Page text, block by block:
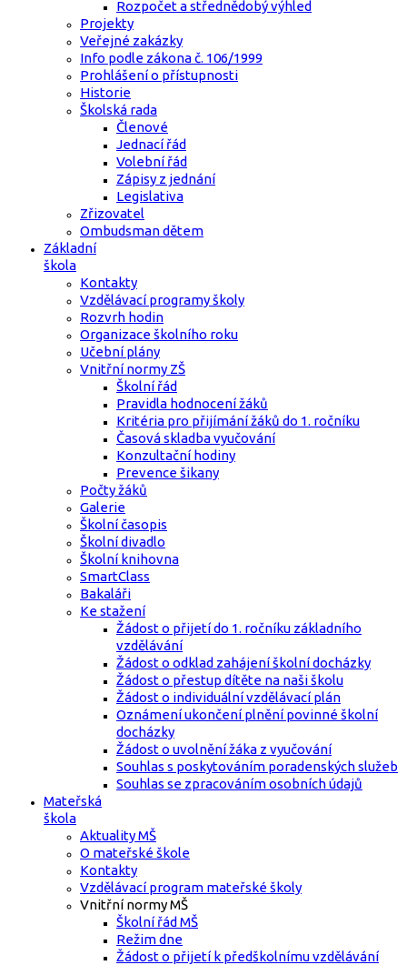
Rozpočet a střednědobý výhled
Projekty
Veřejné zakázky
Info podle zákona č. 106/1999
Prohlášení o přístupnosti
Historie
Školská rada
Členové
Jednací řád
Volební řád
Zápisy z jednání
Legislativa
Zřizovatel
Ombudsman dětem
Základní
škola
Kontakty
Vzdělávací programy školy
Rozvrh hodin
Organizace školního roku
Učební plány
Vnitřní normy ZŠ
Školní řád
Pravidla hodnocení žáků
Kritéria pro přijímání žáků do 1. ročníku
Časová skladba vyučování
Konzultační hodiny
Prevence šikany
Počty žáků
Galerie
Školní časopis
Školní divadlo
Školní knihovna
SmartClass
Bakaláři
Ke stažení
Žádost o přijetí do 1. ročníku základního
vzdělávání
Žádost o odklad zahájení školní docházky
Žádost o přestup dítěte na naši školu
Žádost o individuální vzdělávací plán
Oznámení ukončení plnění povinné školní
docházky
Žádost o uvolnění žáka z vyučování
Souhlas s poskytováním poradenských služeb
Souhlas se zpracováním osobních údajů
Mateřská
škola
Aktuality MŠ
O mateřské škole
Kontakty
Vzdělávací program mateřské školy
Vnitřní normy MŠ
Školní řád MŠ
Režim dne
Žádost o přijetí k předškolnímu vzdělávání